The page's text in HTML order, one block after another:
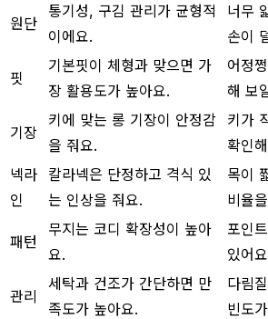
원단
통기성, 구김 관리가 균형적
이에요.
너무
손이
핏
기본핏이 체형과 맞으면 가
장 활용도가 높아요.
어정
해 보
기장
키에 맞는 롱 기장이 안정감
을 줘요.
키가
확인
넥라
인
칼라넥은 단정하고 격식 있
는 인상을 줘요.
목이
비율
패턴
무지는 코디 확장성이 높아
요.
포인
있어
관리
세탁과 건조가 간단하면 만
족도가 높아요.
다림
빈도